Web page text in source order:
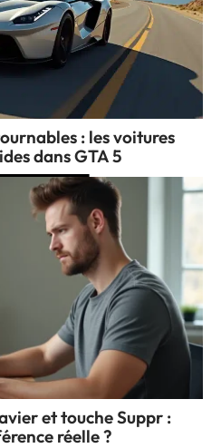
: les voitures
dans GTA 5
et touche Suppr :
réelle ?